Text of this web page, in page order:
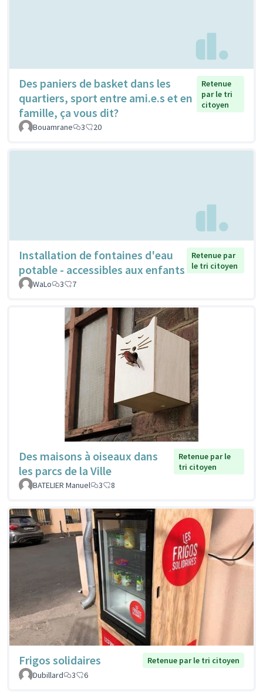
Des paniers de basket dans les
quartiers, sport entre ami.e.s et en
famille, ça vous dit?
Retenue
par le tri
citoyen
Bouamrane 3 20
Installation de fontaines d'eau
potable - accessibles aux enfants
Retenue par
le tri citoyen
WaLo
3 7
Des maisons à oiseaux dans
les parcs de la Ville
Retenue par le
tri citoyen
BATELIER Manuel
3 8
Frigos solidaires
Retenue par le tri citoyen
Dubillard
3 6